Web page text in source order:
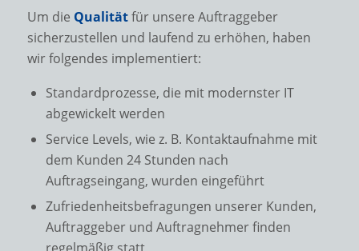
Um die Qualitätfür unsere Auftraggeber
sicherzustellen und laufend zu erhöhen, haben
wir folgendes implementiert:
Standardprozesse, die mit modernster IT
abgewickelt werden
Service Levels, wie z. B. Kontaktaufnahme mit
dem Kunden 24 Stunden nach
Auftragseingang, wurden eingeführt
Zufriedenheitsbefragungen unserer Kunden,
Auftraggeber und Auftragnehmer finden